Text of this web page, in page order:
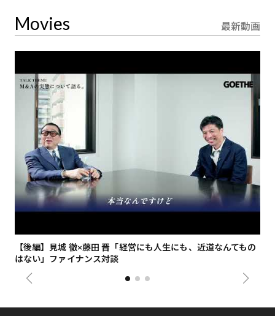
Movies 最新動画
【後編】見城 徹×藤田 晋「経営にも人生にも、近道なんてもの
はない」ファイナンス対談